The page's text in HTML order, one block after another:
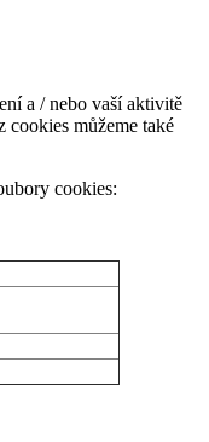
a / nebo vaší aktivitě
cookies můžeme také
cookies: